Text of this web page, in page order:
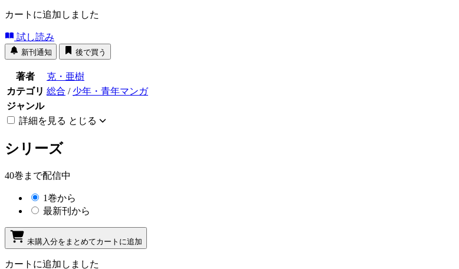
カートに追加しました
試し読み
新刊通知 後で買う
著者
克・亜樹
カテゴリ 総合 / 少年・青年マンガ
ジャンル
詳細を見る とじる
シリーズ
40巻まで配信中
1巻から
最新刊から
未購入分をまとめてカートに追加
カートに追加しました